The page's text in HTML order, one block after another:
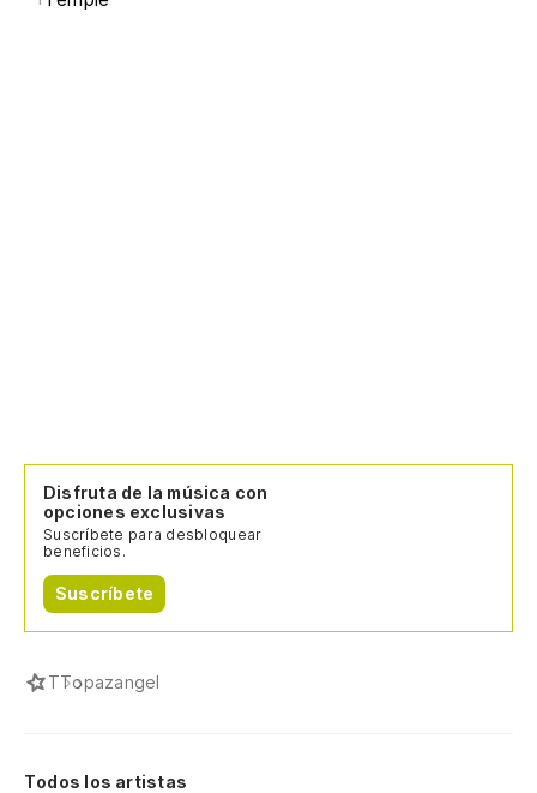
Disfruta de la música con
opciones exclusivas
Suscríbete para desbloquear
beneficios.
Suscríbete
TTopazangel
Todos los artistas